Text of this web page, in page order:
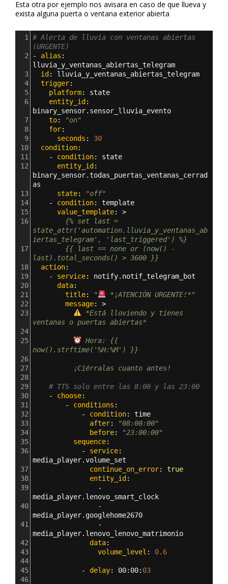
Esta otra por ejemplo nos avisara en caso de que llueva y
exista alguna puerta o ventana exterior abierta
1
# Alerta de lluvia con ventanas abiertas
(URGENTE)
2
- alias
lluvia_y_ventanas_abiertas_telegram
3
  id
: lluvia_y_ventanas_abiertas_telegram
4
  trigger
:
5
platform: state
6
entity_id
binary_sensor.sensor_lluvia_evento
7
to:
"on"
8
for:
9
seconds : 30
10
  condition
:
11
- condition: state
12
entity_id
binary_sensor.todas_puertas_ventanas_cerrad
as
13
state:
"off"
14
- condition: template
15
value_template: >
16
{% set last =
state_attr('automation.lluvia_y_ventanas_ab
iertas_telegram', 'last_triggered') %}
17
{{ last == none or (now() -
last).total_seconds() > 3600 }}
18
  action
:
19
- service: notify.notif_telegram_bot
20
data:
21
title: "
*¡ATENCIÓN URGENTE!*"
22
message: >
23
*Está lloviendo y tienes
ventanas o puertas abiertas*
24
25
Hora: {{
now().strftime('%H:%M') }}
26
27
¡Ciérralas cuanto antes!
28
29
# TTS solo entre las 8:00 y las 23:00
30
- choose:
31
- conditions :
32
- condition: time
33
after:
"08:00:00"
34
before:
"23:00:00"
35
sequence:
36
- service
media_player.volume_set
37
continue_on_error: true
38
entity_id
39
media_player.lenovo_smart_clock
40
media_player.googlehome2670
41
media_player.lenovo_lenovo_matrimonio
42
data:
43
volume_level : 0.6
44
45
- delay: 00: 00:
46